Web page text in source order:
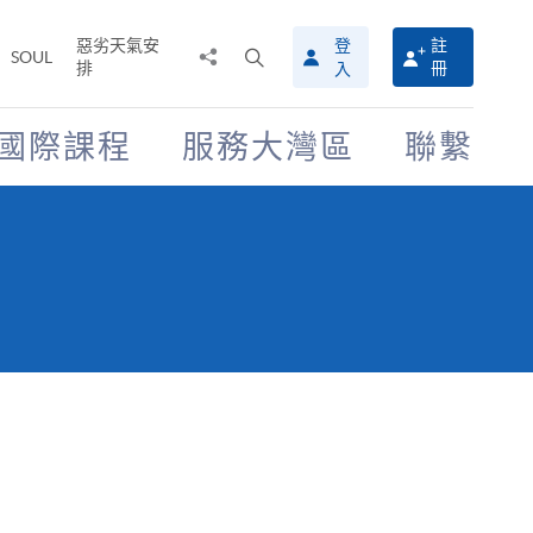
SOUL
惡劣天氣安
排
搜
尋
介
面
登
入
註
冊
際課程 服務大灣區 聯繫